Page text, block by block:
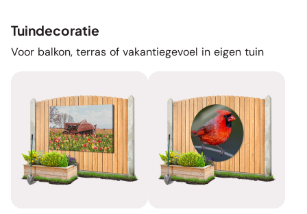
Tuindecoratie
Voor balkon, terras of vakantiegevoel in eigen tuin